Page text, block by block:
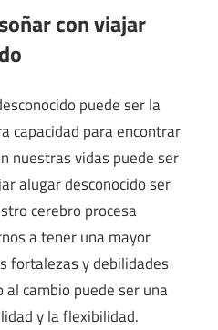
con viajar
puede ser la
capacidad para encontrar
nuestras vidas puede ser
alugar desconocido ser
cerebro procesa
a tener una mayor
fortalezas y debilidades
cambio puede ser una
y la flexibilidad.